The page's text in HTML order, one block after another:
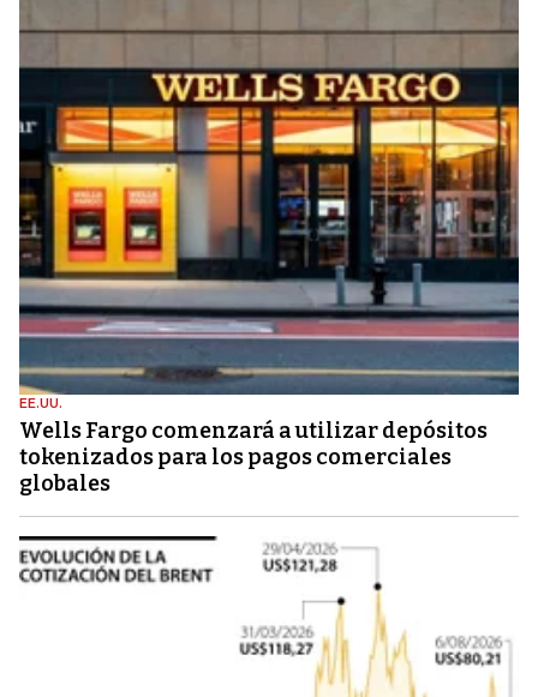
EE.UU.
Wells Fargo comenzará a utilizar depósitos
tokenizados para los pagos comerciales
globales